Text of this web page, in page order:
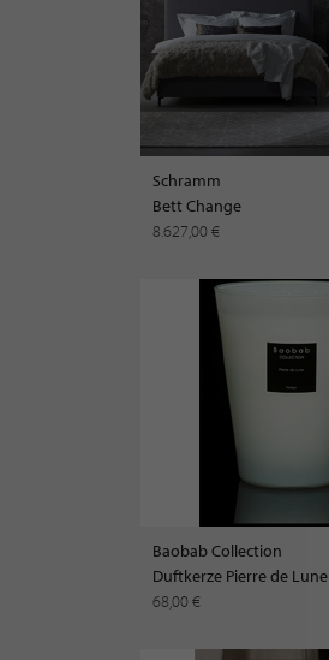
Schramm
Bett Change
8.627,00 €
Baobab Collection
Duftkerze Pierre de Lune
68,00 €